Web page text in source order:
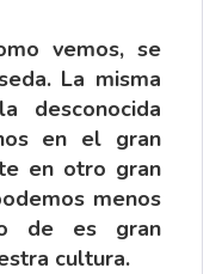
vemos, se
La misma
desconocida
en el gran
en otro gran
menos
de es gran
cultura.